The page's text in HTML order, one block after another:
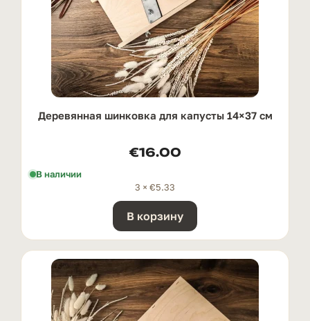
Деревянная шинковка для капусты 14×37 см
€16.00
В наличии
3 × €5.33
В корзину